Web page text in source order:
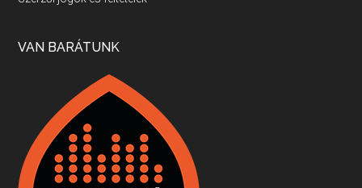
Apr 17, 2026 • 00:35:38
Boston, teadélután, bab és homár
Apr 9, 2026 • 00:37:17
VAN BARÁTUNK